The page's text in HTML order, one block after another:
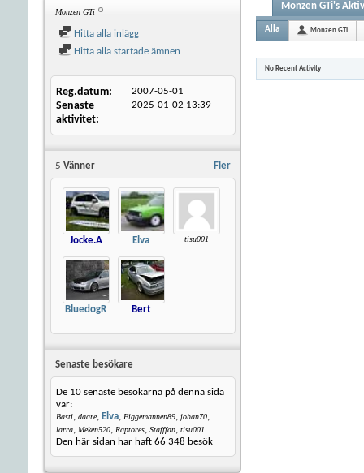
Monzen GTi
Hitta alla inlägg
Hitta alla startade ämnen
Reg.datum 2007-05-01
Senaste
aktivitet
2025-01-02 13:39
Fler
5 Vänner
Jocke.A Elva tisu001
BluedogR Bert
Senaste besökare
De 10 senaste besökarna på denna sida
var:
Basti, daare, Elva, Figgemannen89, johan70,
larra, Meken520, Raptores, Stafffan, tisu001
Den här sidan har haft 66 348 besök
Monzen GTi's
Alla Monzen GTi
No Recent Activity